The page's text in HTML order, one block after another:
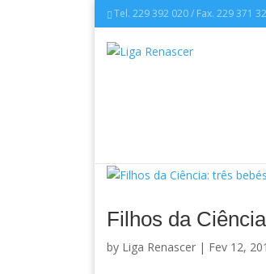
Tel. 229 392 020 / Fax. 229 371
Filhos da
by Liga Renascer | Fev 12,